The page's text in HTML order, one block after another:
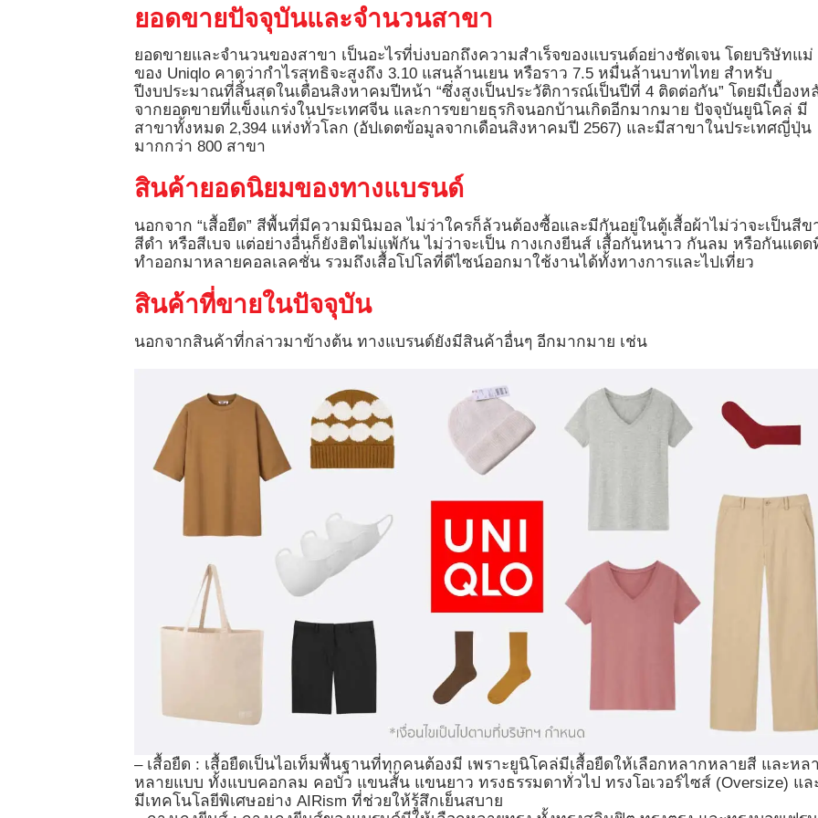
ยอดขายปัจจุบันและจำนวนสาขา
ยอดขายและจำนวนของสาขา เป็นอะไรที่บ่งบอกถึงความสำเร็จของแบรนด์อย่างชัดเจน โดยบริษัทแม่
ของ Uniqlo คาดว่ากำไรสุทธิจะสูงถึง 3.10 แสนล้านเยน หรือราว 7.5 หมื่นล้านบาทไทย สำหรับ
ปีงบประมาณที่สิ้นสุดในเดือนสิงหาคมปีหน้า “ซึ่งสูงเป็นประวัติการณ์เป็นปีที่ 4 ติดต่อกัน” โดยมีเบื้องห
จากยอดขายที่แข็งแกร่งในประเทศจีน และการขยายธุรกิจนอกบ้านเกิดอีกมากมาย ปัจจุบันยูนิโคล่ มี
สาขาทั้งหมด 2,394 แห่งทั่วโลก (อัปเดตข้อมูลจากเดือนสิงหาคมปี 2567) และมีสาขาในประเทศญี่ปุ่น
มากกว่า 800 สาขา
สินค้ายอดนิยมของทางแบรนด์
นอกจาก “เสื้อยืด” สีพื้นที่มีความมินิมอล ไม่ว่าใครก็ล้วนต้องซื้อและมีกันอยู่ในตู้เสื้อผ้าไม่ว่าจะเป็นสีข
สีดำ หรือสีเบจ แต่อย่างอื่นก็ยังฮิตไม่แพ้กัน ไม่ว่าจะเป็น กางเกงยีนส์ เสื้อกันหนาว กันลม หรือกันแดด
ทำออกมาหลายคอลเลคชั่น รวมถึงเสื้อโปโลที่ดีไซน์ออกมาใช้งานได้ทั้งทางการและไปเที่ยว
สินค้าที่ขายในปัจจุบัน
นอกจากสินค้าที่กล่าวมาข้างต้น ทางแบรนด์ยังมีสินค้าอื่นๆ อีกมากมาย เช่น
– เสื้อยืด : เสื้อยืดเป็นไอเท็มพื้นฐานที่ทุกคนต้องมี เพราะยูนิโคล่มีเสื้อยืดให้เลือกหลากหลายสี และหล
หลายแบบ ทั้งแบบคอกลม คอบัว แขนสั้น แขนยาว ทรงธรรมดาทั่วไป ทรงโอเวอร์ไซส์ (Oversize) แล
มีเทคโนโลยีพิเศษอย่าง AIRism ที่ช่วยให้รู้สึกเย็นสบาย